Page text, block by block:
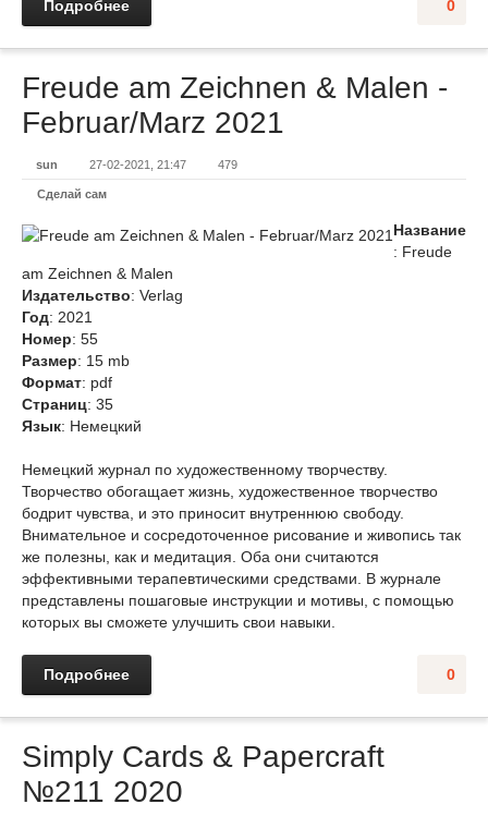
0
Подробнее
Freude am Zeichnen & Malen -
Februar/Marz 2021
sun 27-02-2021, 21:47 479
Сделай сам
Название
: Freude
am Zeichnen & Malen
Издательство: Verlag
Год: 2021
Номер: 55
Размер: 15 mb
Формат: pdf
Страниц: 35
Язык: Немецкий
Немецкий журнал по художественному творчеству.
Творчество обогащает жизнь, художественное творчество
бодрит чувства, и это приносит внутреннюю свободу.
Внимательное и сосредоточенное рисование и живопись так
же полезны, как и медитация. Оба они считаются
эффективными терапевтическими средствами. В журнале
представлены пошаговые инструкции и мотивы, с помощью
которых вы сможете улучшить свои навыки.
0
Подробнее
Simply Cards & Papercraft
№211 2020